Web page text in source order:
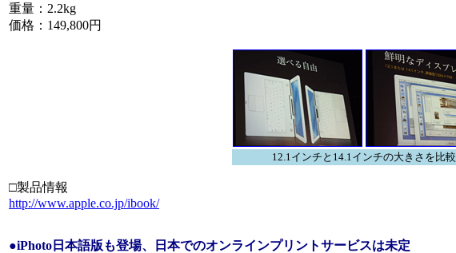
重量：2.2kg
価格：149,800円
12.1インチと14.1インチの大きさを比較
□製品情報
http://www.apple.co.jp/ibook/
●iPhoto日本語版も登場、日本でのオンラインプリントサービスは未定